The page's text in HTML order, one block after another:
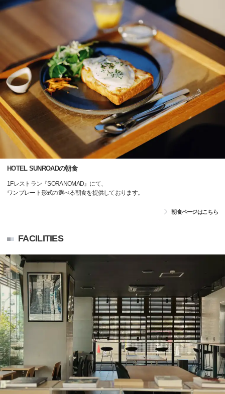
HOTEL SUNROADの朝食
1Fレストラン『SORANOMAD』にて、
ワンプレート形式の選べる朝食を提供しております。
朝食ページはこちら
FACILITIES